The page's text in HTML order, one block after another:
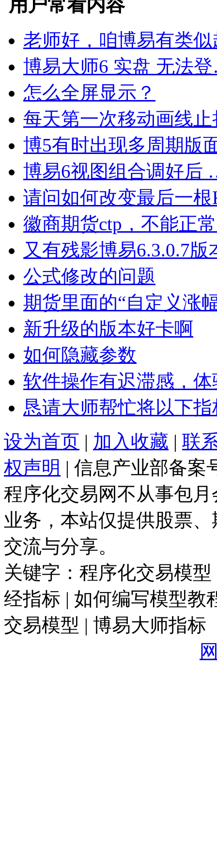
用户常看内容
老师好，咱博易有类
博易大师6 实盘 无法
怎么全屏显示？
每天第一次移动画线
博5有时出现多周期版
博易6视图组合调好后
请问如何改变最后一
徽商期货ctp，不能正
又有残影博易6.3.0.7版
公式修改的问题
期货里面的“自定义涨
新升级的版本好卡啊
如何隐藏参数
软件操作有迟滞感，
恳请大师帮忙将以下
设为首页 | 加入收藏 | 联
权声明 | 信息产业部备案
程序化交易网不从事包
业务，本站仅提供股票
交流与分享。
关键字：程序化交易模
经指标 | 如何编写模型教
交易模型 | 博易大师指标